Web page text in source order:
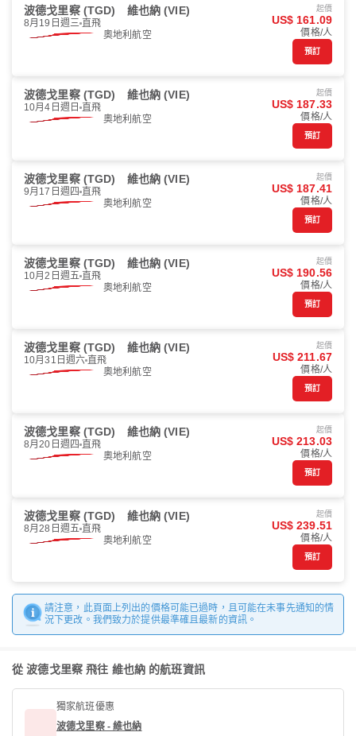
波德戈里察 (TGD) 維也納 (VIE)
8月19日週三 直飛
奧地利航空
起價
US$ 161.09
價格/人
預訂
波德戈里察 (TGD) 維也納 (VIE)
10月4日週日 直飛
奧地利航空
起價
US$ 187.33
價格/人
預訂
波德戈里察 (TGD) 維也納 (VIE)
9月17日週四 直飛
奧地利航空
起價
US$ 187.41
價格/人
預訂
波德戈里察 (TGD) 維也納 (VIE)
10月2日週五 直飛
奧地利航空
起價
US$ 190.56
價格/人
預訂
波德戈里察 (TGD) 維也納 (VIE)
10月31日週六 直飛
奧地利航空
起價
US$ 211.67
價格/人
預訂
波德戈里察 (TGD) 維也納 (VIE)
8月20日週四 直飛
奧地利航空
起價
US$ 213.03
價格/人
預訂
波德戈里察 (TGD) 維也納 (VIE)
8月28日週五 直飛
奧地利航空
起價
US$ 239.51
價格/人
預訂
請注意，此頁面上列出的價格可能已過時，且可能在未事先通知的情
況下更改。我們致力於提供最準確且最新的資訊。
從 波德戈里察 飛往 維也納 的航班資訊
獨家航班優惠
波德戈里察 - 維也納